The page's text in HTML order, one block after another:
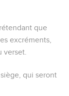
que
excréments,
verset.
qui seront